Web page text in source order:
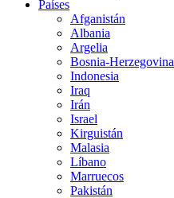
Países
Afganistán
Albania
Argelia
Bosnia-Herzegovina
Indonesia
Iraq
Irán
Israel
Kirguistán
Malasia
Líbano
Marruecos
Pakistán